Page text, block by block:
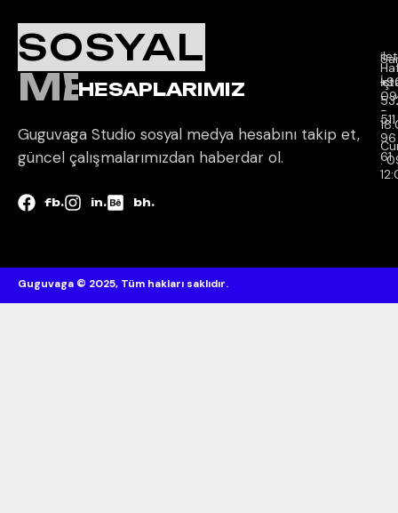
SOSYAL
MEDYA
HESAPLARIMIZ
Guguvaga Studio sosyal medya hesabını takip et,
güncel çalışmalarımızdan haberdar ol.
fb. in. bh.
İçi :
-
:
511
96
61
Guguvaga © 2025, Tüm hakları saklıdır.